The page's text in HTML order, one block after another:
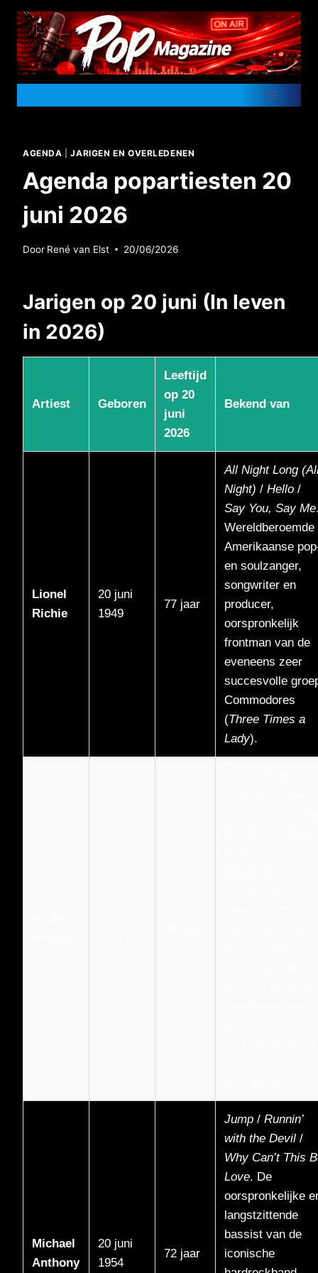
Doorgaan
naar
inhoud
AGENDA |JARIGEN EN OVERLEDENEN
Agenda popartiesten 20
juni 2026
Door René van Elst 20/06/2026
Jarigen op 20 juni (In leven
in 2026)
Artiest Geboren
Leeftijd
op 20
juni
2026
Bekend van
Lionel
Richie
20 juni
1949
77 jaar
All Night Long
Night) / Hello /
Say You, Say Me
Wereldberoemde
Amerikaanse
en soulzanger,
songwriter en
producer,
oorspronkelijk
frontman van de
eveneens zeer
succesvolle
Commodores
(Three Times a
Lady).
Michael
Anthony
20 juni
1954
72 jaar
Jump / Runnin’
with the Devil /
Why Can’t This
Love. De
oorspronkelijke
langstzittende
bassist van de
iconische